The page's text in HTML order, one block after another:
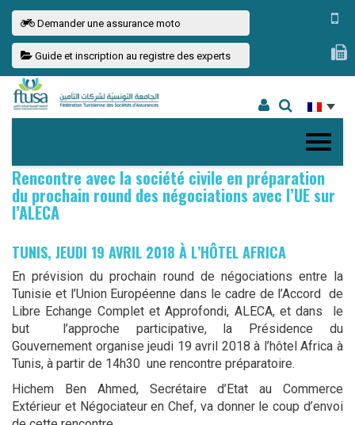
Demander une assurance moto
Guide et inscription au registre des experts
Rencontre avec la société civile en préparation
du prochain round des négociations avec l’UE sur
l’ALECA
TUNIS, JEUDI 19 AVRIL 2018 À L’HÔTEL AFRICA
En prévision du prochain round de négociations entre la
Tunisie et l’Union Européenne dans le cadre de l’Accord de
Libre Echange Complet et Approfondi, ALECA, et dans le
but l’approche participative, la Présidence du
Gouvernement organise jeudi 19 avril 2018 à l’hôtel Africa à
Tunis, à partir de 14h30 une rencontre préparatoire.
Hichem Ben Ahmed, Secrétaire d’Etat au Commerce
Extérieur et Négociateur en Chef, va donner le coup d’envoi